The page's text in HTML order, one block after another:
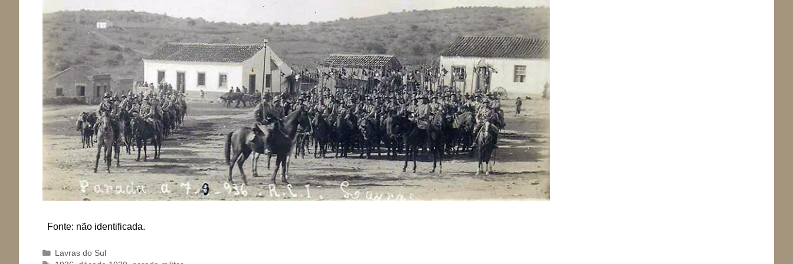
Fonte: não identificada.
Categorias
Lavras do Sul